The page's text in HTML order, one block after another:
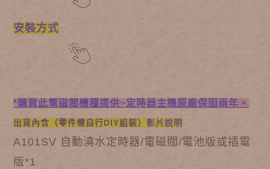
安裝方式
*購買此電磁閥機種提供~定時器主機原廠保固兩年。
出貨內含（零件需自行DIY組裝） 影片說明
A101SV 自動澆水定時器/電磁閥/電池版或插電
版*1